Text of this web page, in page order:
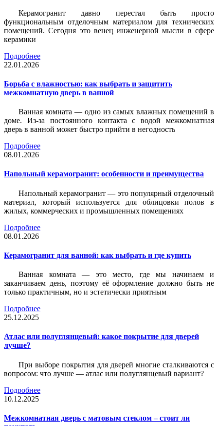
Керамогранит давно перестал быть просто
функциональным отделочным материалом для технических
помещений. Сегодня это венец инженерной мысли в сфере
керамики
Подробнее
22.01.2026
Борьба с влажностью: как выбрать и защитить
межкомнатную дверь в ванной
Ванная комната — одно из самых влажных помещений в
доме. Из-за постоянного контакта с водой межкомнатная
дверь в ванной может быстро прийти в негодность
Подробнее
08.01.2026
Напольный керамогранит: особенности и преимущества
Напольный керамогранит — это популярный отделочный
материал, который используется для облицовки полов в
жилых, коммерческих и промышленных помещениях
Подробнее
08.01.2026
Керамогранит для ванной: как выбрать и где купить
Ванная комната — это место, где мы начинаем и
заканчиваем день, поэтому её оформление должно быть не
только практичным, но и эстетически приятным
Подробнее
25.12.2025
Атлас или полуглянцевый: какое покрытие для дверей
лучше?
При выборе покрытия для дверей многие сталкиваются с
вопросом: что лучше — атлас или полуглянцевый вариант?
Подробнее
10.12.2025
Межкомнатная дверь с матовым стеклом – стоит ли